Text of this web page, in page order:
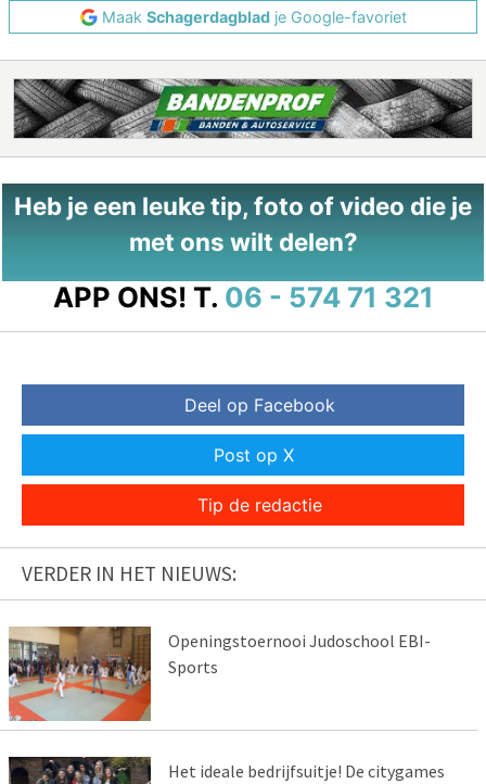
Maak Schagerdagbladje Google-favoriet
Heb je een leuke tip, foto of video die je
met ons wilt delen?
APP ONS! T. 06 - 574 71 321
Deel op Facebook
Post op X
Tip de redactie
VERDER IN HET NIEUWS:
Openingstoernooi Judoschool EBI-
Sports
Het ideale bedrijfsuitje! De citygames